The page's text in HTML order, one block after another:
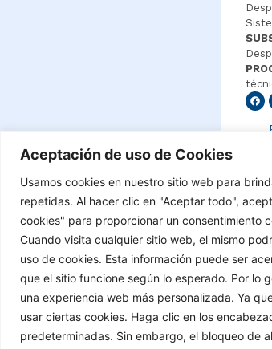
Aceptación de uso de Cookies
Usamos cookies en nuestro sitio web para
repetidas. Al hacer clic en "Aceptar todo",
cookies" para proporcionar un consentimiento
Cuando visita cualquier sitio web, el mismo
uso de cookies. Esta información puede ser
que el sitio funcione según lo esperado. Por lo
una experiencia web más personalizada. Ya
usar ciertas cookies. Haga clic en los
predeterminadas. Sin embargo, el bloqueo de